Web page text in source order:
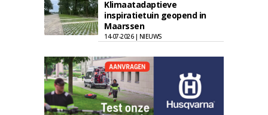
Klimaatadaptieve
inspiratietuin geopend in
Maarssen
14-07-2026 | NIEUWS